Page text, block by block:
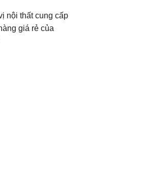
nội thất cung cấp
giá rẻ của